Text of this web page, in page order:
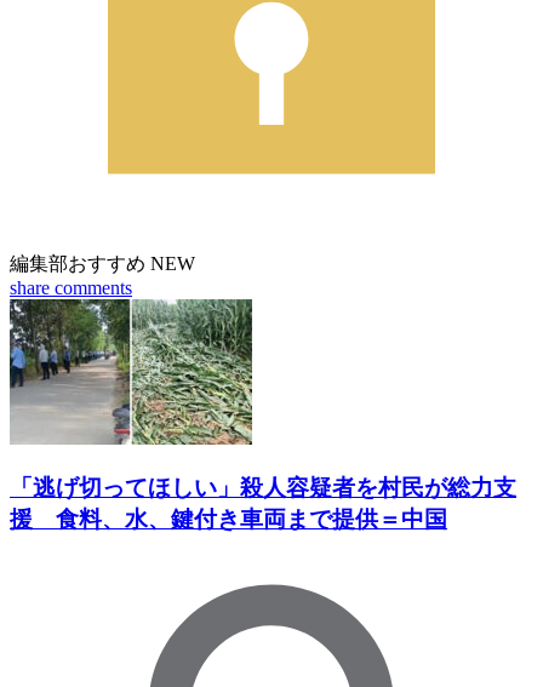
編集部おすすめ NEW
share comments
「逃げ切ってほしい」殺人容疑者を村民が総力支
援 食料、水、鍵付き車両まで提供＝中国